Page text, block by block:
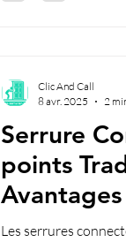
Serrure
points
Les serrures
Clic And Call
8 avr. 2025
2